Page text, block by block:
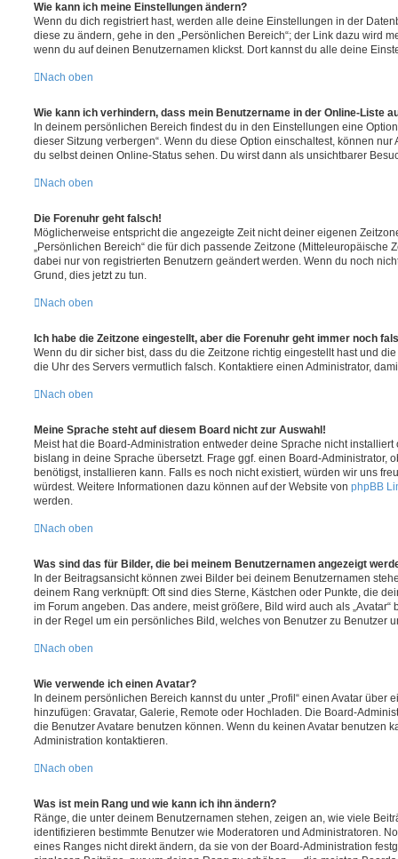
Wie kann ich meine Einstellungen ändern?
Wenn du dich registriert hast, werden alle deine Einstellungen in der
diese zu ändern, gehe in den „Persönlichen Bereich“; der Link dazu wird
wenn du auf deinen Benutzernamen klickst. Dort kannst du alle deine
Nach oben
Wie kann ich verhindern, dass mein Benutzername in der Online-Liste
In deinem persönlichen Bereich findest du in den Einstellungen eine
dieser Sitzung verbergen“. Wenn du diese Option einschaltest, können
du selbst deinen Online-Status sehen. Du wirst dann als unsichtbarer
Nach oben
Die Forenuhr geht falsch!
Möglicherweise entspricht die angezeigte Zeit nicht deiner eigenen
„Persönlichen Bereich“ die für dich passende Zeitzone (Mitteleuropäische
dabei nur von registrierten Benutzern geändert werden. Wenn du noch
Grund, dies jetzt zu tun.
Nach oben
Ich habe die Zeitzone eingestellt, aber die Forenuhr geht immer noch
Wenn du dir sicher bist, dass du die Zeitzone richtig eingestellt hast und
die Uhr des Servers vermutlich falsch. Kontaktiere einen Administrator,
Nach oben
Meine Sprache steht auf diesem Board nicht zur Auswahl!
Meist hat die Board-Administration entweder deine Sprache nicht
bislang in deine Sprache übersetzt. Frage ggf. einen Board-Administrator,
benötigst, installieren kann. Falls es noch nicht existiert, würden wir uns
würdest. Weitere Informationen dazu können auf der Website von phpBB
werden.
Nach oben
Was sind das für Bilder, die bei meinem Benutzernamen angezeigt
In der Beitragsansicht können zwei Bilder bei deinem Benutzernamen
deinem Rang verknüpft: Oft sind dies Sterne, Kästchen oder Punkte, die
im Forum angeben. Das andere, meist größere, Bild wird auch als
in der Regel um ein persönliches Bild, welches von Benutzer zu Benutzer
Nach oben
Wie verwende ich einen Avatar?
In deinem persönlichen Bereich kannst du unter „Profil“ einen Avatar über
hinzufügen: Gravatar, Galerie, Remote oder Hochladen. Die Board-
die Benutzer Avatare benutzen können. Wenn du keinen Avatar benutzen
Administration kontaktieren.
Nach oben
Was ist mein Rang und wie kann ich ihn ändern?
Ränge, die unter deinem Benutzernamen stehen, zeigen an, wie viele
identifizieren bestimmte Benutzer wie Moderatoren und Administratoren.
eines Ranges nicht direkt ändern, da sie von der Board-Administration